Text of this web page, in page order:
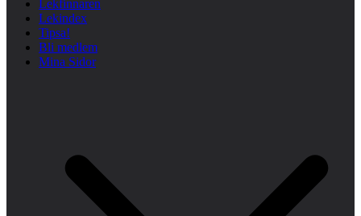
Lekfinnaren
Lekindex
Tipsa!
Bli medlem
Mina Sidor